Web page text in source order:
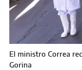
El ministro Correa
Gorina